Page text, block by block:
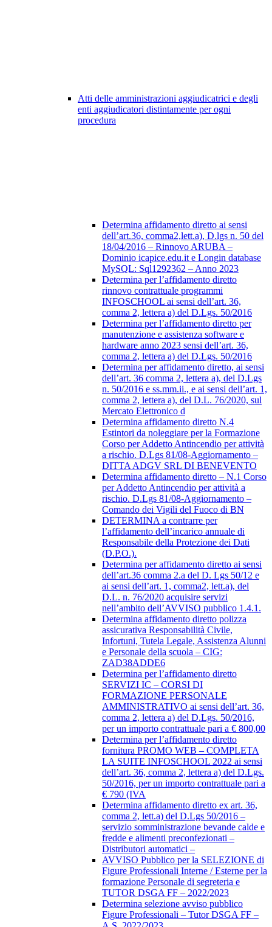
Atti delle amministrazioni aggiudicatrici e degli
enti aggiudicatori distintamente per ogni
procedura
Determina affidamento diretto ai sensi
dell’art.36, comma2,lett.a), D.lgs n. 50 del
18/04/2016 – Rinnovo ARUBA –
Dominio icapice.edu.it e Longin database
MySQL: Sql1292362 – Anno 2023
Determina per l’affidamento diretto
rinnovo contrattuale programmi
INFOSCHOOL ai sensi dell’art. 36,
comma 2, lettera a) del D.Lgs. 50/2016
Determina per l’affidamento diretto per
manutenzione e assistenza software e
hardware anno 2023 sensi dell’art. 36,
comma 2, lettera a) del D.Lgs. 50/2016
Determina per affidamento diretto, ai sensi
dell’art. 36 comma 2, lettera a), del D.Lgs
n. 50/2016 e ss.mm.ii., e ai sensi dell’art. 1,
comma 2, lettera a), del D.L. 76/2020, sul
Mercato Elettronico d
Determina affidamento diretto N.4
Estintori da noleggiare per la Formazione
Corso per Addetto Antincendio per attività
a rischio. D.Lgs 81/08-Aggiornamento –
DITTA ADGV SRL DI BENEVENTO
Determina affidamento diretto – N.1 Corso
per Addetto Antincendio per attività a
rischio. D.Lgs 81/08-Aggiornamento –
Comando dei Vigili del Fuoco di BN
DETERMINA a contrarre per
l’affidamento dell’incarico annuale di
Responsabile della Protezione dei Dati
(D.P.O.).
Determina per affidamento diretto ai sensi
dell’art.36 comma 2.a del D. Lgs 50/12 e
ai sensi dell’art. 1, comma2, lett.a), del
D.L. n. 76/2020 acquisire servizi
nell’ambito dell’AVVISO pubblico 1.4.1.
Determina affidamento diretto polizza
assicurativa Responsabilità Civile,
Infortuni, Tutela Legale, Assistenza Alunni
e Personale della scuola – CIG:
ZAD38ADDE6
Determina per l’affidamento diretto
SERVIZI IC – CORSI DI
FORMAZIONE PERSONALE
AMMINISTRATIVO ai sensi dell’art. 36,
comma 2, lettera a) del D.Lgs. 50/2016,
per un importo contrattuale pari a € 800,00
Determina per l’affidamento diretto
fornitura PROMO WEB – COMPLETA
LA SUITE INFOSCHOOL 2022 ai sensi
dell’art. 36, comma 2, lettera a) del D.Lgs.
50/2016, per un importo contrattuale pari a
€ 790 (IVA
Determina affidamento diretto ex art. 36,
comma 2, lett.a) del D.Lgs 50/2016 –
servizio somministrazione bevande calde e
fredde e alimenti preconfezionati –
Distributori automatici –
AVVISO Pubblico per la SELEZIONE di
Figure Professionali Interne / Esterne per la
formazione Personale di segreteria e
TUTOR DSGA FF – 2022/2023
Determina selezione avviso pubblico
Figure Professionali – Tutor DSGA FF –